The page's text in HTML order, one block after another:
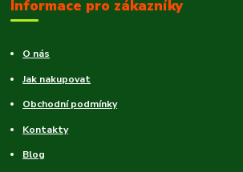
Informace pro zákazníky
O nás
Jak nakupovat
Obchodní podmínky
Kontakty
Blog